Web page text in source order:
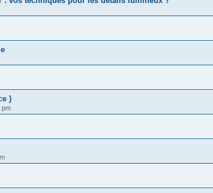
)
pm